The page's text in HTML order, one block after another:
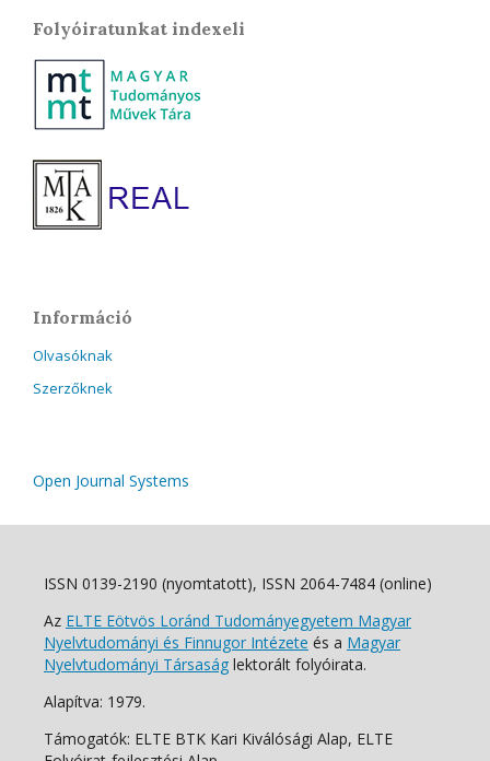
Folyóiratunkat indexeli
Információ
Olvasóknak
Szerzőknek
Open Journal Systems
ISSN 0139-2190 (nyomtatott), ISSN 2064-7484 (online)
Az ELTE Eötvös Loránd Tudományegyetem Magyar
Nyelvtudományi és Finnugor Intézete és a Magyar
Nyelvtudományi Társaság lektorált folyóirata.
Alapítva: 1979.
Támogatók: ELTE BTK Kari Kiválósági Alap, ELTE